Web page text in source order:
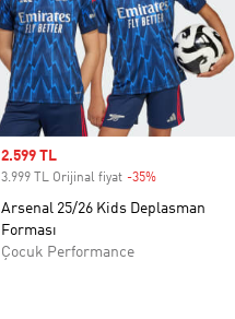
Sale price
2.599 TL
3.999 TL Orijinal fiyat -35%
Arsenal 25/26 Kids Deplasman
Forması
Çocuk Performance